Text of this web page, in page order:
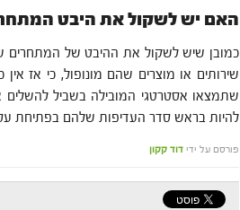
האם יש לשקול את היבט
כמובן שיש לשקול את ההיבט של
שירותים או מוצרים שהם מונופול, כי אז
שתמצאו אסטרטגי המובילה בשביל
להיות בראש סדר העדיפות שלהם בפתיחת
פורסם על ידי דוד קקון